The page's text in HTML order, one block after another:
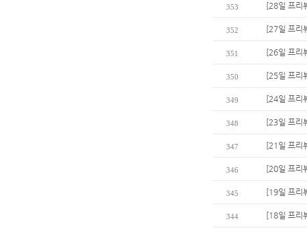
353 [28일 프리
352 [27일 프리
351 [26일 프리
350 [25일 프리
349 [24일 프리
348 [23일 프리
347 [21일 프리
346 [20일 프리
345 [19일 프리
344 [18일 프리